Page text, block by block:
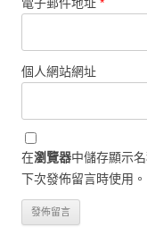
個人網站網址
在瀏覽器中儲存顯示
下次發佈留言時使用。